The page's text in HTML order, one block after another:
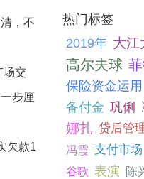
，不
场交
步厘
欠款1
热门标签
2019年 大江
高尔夫球
保险资金运用
备付金 巩俐
娜扎 贷后管
冯霞 支付市场
谷歌 表演 陈